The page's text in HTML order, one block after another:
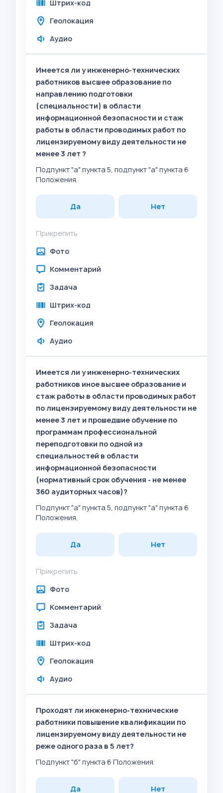
Штрих-код
Геолокация
Аудио
Имеется ли у инженерно-технических
работников высшее образование по
направлению подготовки
(специальности) в области
информационной безопасности и стаж
работы в области проводимых работ по
лицензируемому виду деятельности не
менее 3 лет ?
Подпункт "а" пункта 5, подпункт "а" пункта 6
Положения.
Да Нет
Прикрепить
Фото
Комментарий
Задача
Штрих-код
Геолокация
Аудио
Имеется ли у инженерно-технических
работников иное высшее образование и
стаж работы в области проводимых работ
по лицензируемому виду деятельности не
менее 3 лет и прошедшие обучение по
программам профессиональной
переподготовки по одной из
специальностей в области
информационной безопасности
(нормативный срок обучения - не менее
360 аудиторных часов)?
Подпункт "а" пункта 5, подпункт "а" пункта 6
Положения.
Да Нет
Прикрепить
Фото
Комментарий
Задача
Штрих-код
Геолокация
Аудио
Проходят ли инженерно-технические
работники повышение квалификации по
лицензируемому виду деятельности не
реже одного раза в 5 лет?
Подпункт "б" пункта 6 Положения.
Да Нет